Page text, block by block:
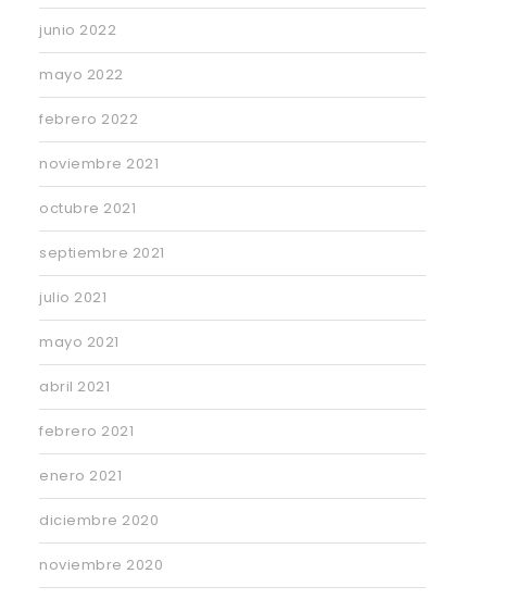
junio 2022
mayo 2022
febrero 2022
noviembre 2021
octubre 2021
septiembre 2021
julio 2021
mayo 2021
abril 2021
febrero 2021
enero 2021
diciembre 2020
noviembre 2020